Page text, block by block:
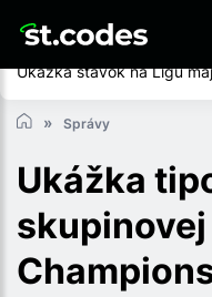
Ukážka stávok na Ligu
Správy
Ukážka
skupinovej